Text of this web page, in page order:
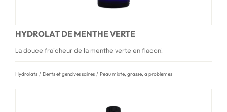
HYDROLAT DE MENTHE VERTE
La douce fraicheur de la menthe verte en flacon!
Hydrolats / Dents et gencives saines / Peau mixte, grasse, a problemes